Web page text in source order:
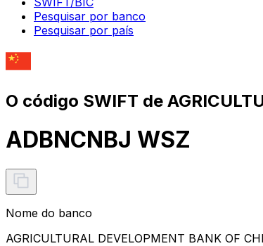
Pesquisar por banco
Pesquisar por país
O código SWIFT de
ADBNCNBJ WSZ
Nome do banco
AGRICULTURAL DEVELOPMENT BANK OF